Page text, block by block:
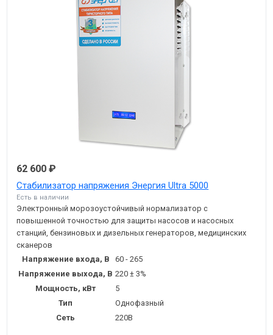
62 600 ₽
Стабилизатор напряжения Энергия Ultra 5000
Есть в наличии
Электронный морозоустойчивый нормализатор с
повышенной точностью для защиты насосов и насосных
станций, бензиновых и дизельных генераторов, медицинских
сканеров
Напряжение входа, В
60 - 265
Напряжение выхода, В 220 ± 3%
Мощность, кВт
5
Тип
Однофазный
Сеть
220В